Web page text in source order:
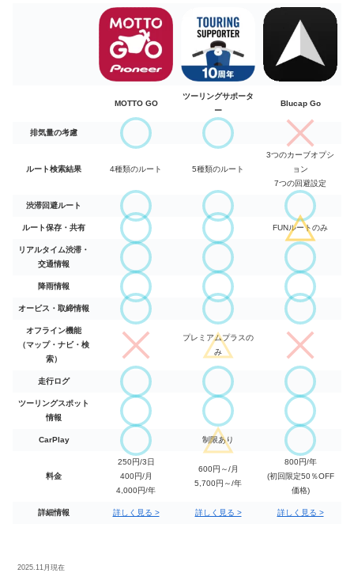
MOTTO GO
ツーリングサポータ
ー
Blucap Go
排気量の考慮
ルート検索結果 4種類のルート 5種類のルート
3つのカーブオプシ
ョン
7つの回避設定
渋滞回避ルート
ルート保存・共有 FUNルートのみ
リアルタイム渋滞・
交通情報
降雨情報
オービス・取締情報
オフライン機能
（マップ・ナビ・検
索）
プレミアムプラスの
み
走行ログ
ツーリングスポット
情報
CarPlay 制限あり
料金
250円/3日
400円/月
4,000円/年
600円～/月
5,700円～/年
800円/年
(初回限定50％OFF
価格)
詳細情報 詳しく見る > 詳しく見る > 詳しく見る >
2025.11月現在